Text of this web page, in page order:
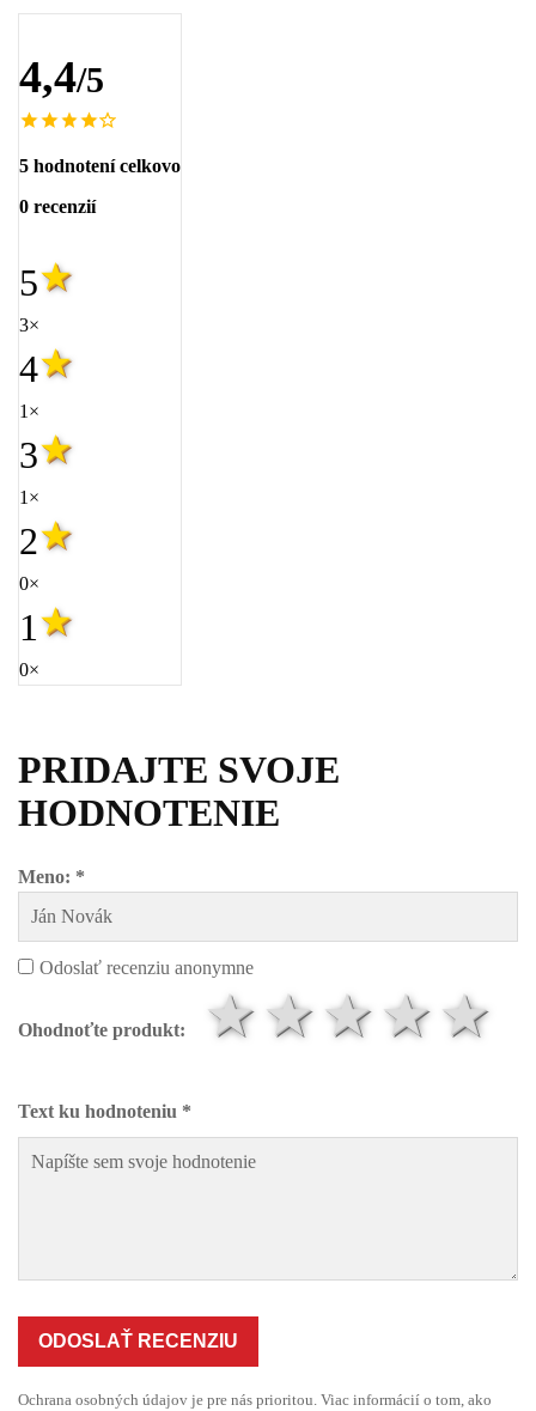
4,4/5
5 hodnotení celkovo
0 recenzií
5
3×
4
1×
3
1×
2
0×
1
0×
PRIDAJTE SVOJE
HODNOTENIE
Meno: *
Odoslať recenziu anonymne
Ohodnoťte produkt: 4
3
2
1
Text ku hodnoteniu *
ODOSLAŤ RECENZIU
Ochrana osobných údajov je pre nás prioritou. Viac informácií o tom, ako